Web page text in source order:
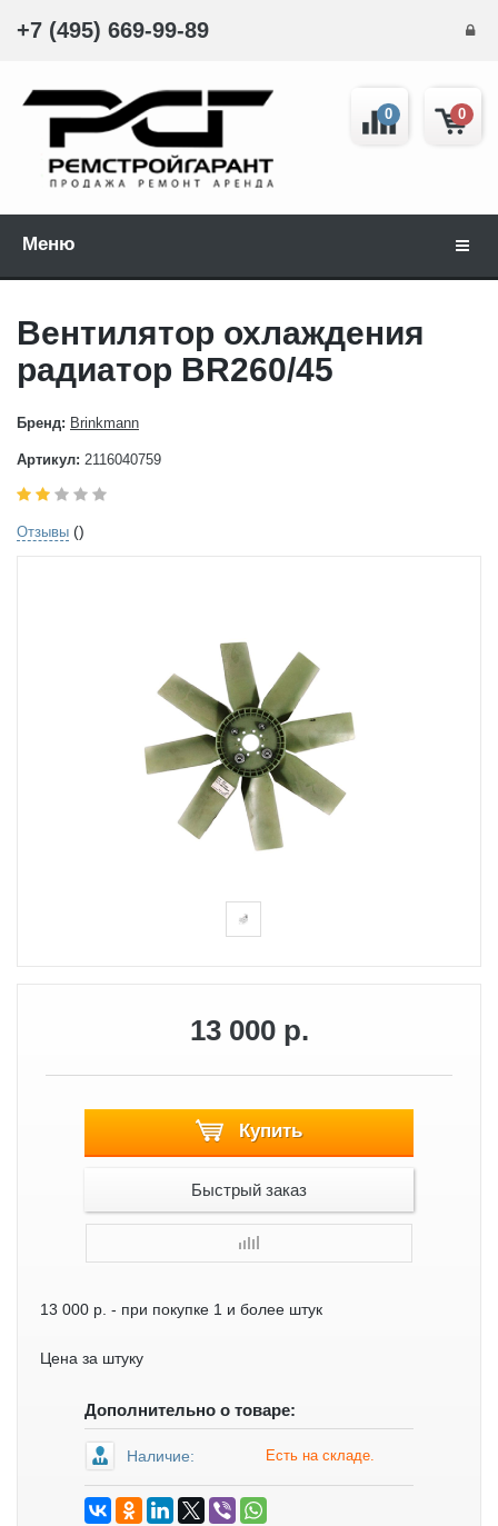
+7 (495) 669-99-89
0
0
Меню
Вентилятор охлаждения
радиатор BR260/45
Бренд: Brinkmann
Артикул: 2116040759
Отзывы ()
13 000 р.
Купить
Быстрый заказ
13 000 р. - при покупке 1 и более штук
Цена за штуку
Дополнительно о товаре:
Наличие: Есть на складе.